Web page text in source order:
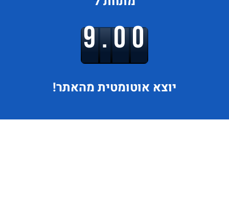
9.00
יוצא אוטומטית מהאתר!